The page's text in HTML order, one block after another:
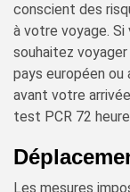
conscient des
à votre voyage.
souhaitez
pays européen ou
avant votre
test PCR 72
Les mesures